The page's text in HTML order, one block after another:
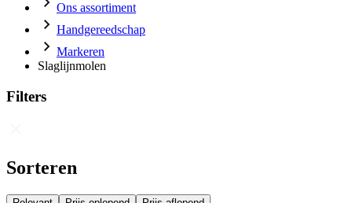
Ons assortiment
Handgereedschap
Markeren
Slaglijnmolen
Filters
Sorteren